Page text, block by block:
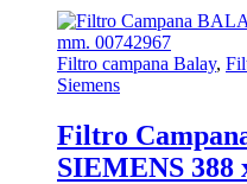
Filtro campana Balay,
Siemens
Filtro
SIEMENS 388